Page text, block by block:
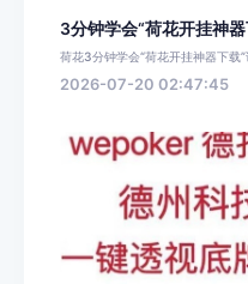
3分钟学会“荷花开挂神
荷花3分钟学会“荷花开挂神器下载
2026-07-20 02:47:45